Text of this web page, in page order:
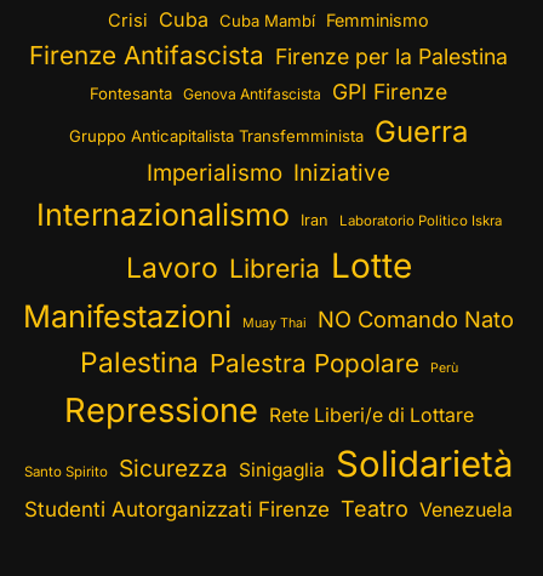
Crisi Cuba Cuba Mambí Femminismo
Firenze Antifascista Firenze per la Palestina
Fontesanta Genova Antifascista GPI Firenze
Gruppo Anticapitalista Transfemminista Guerra
Imperialismo Iniziative
Internazionalismo Iran Laboratorio Politico Iskra
Lavoro Libreria Lotte
Manifestazioni Muay Thai NO Comando Nato
Palestina Palestra Popolare Perù
Repressione Rete Liberi/e di Lottare
Santo Spirito Sicurezza Sinigaglia Solidarietà
Studenti Autorganizzati Firenze Teatro Venezuela